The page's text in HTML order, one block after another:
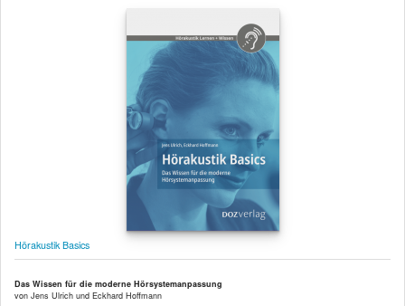
Hörakustik Basics
Das Wissen für die moderne Hörsystemanpassung
von Jens Ulrich und Eckhard Hoffmann